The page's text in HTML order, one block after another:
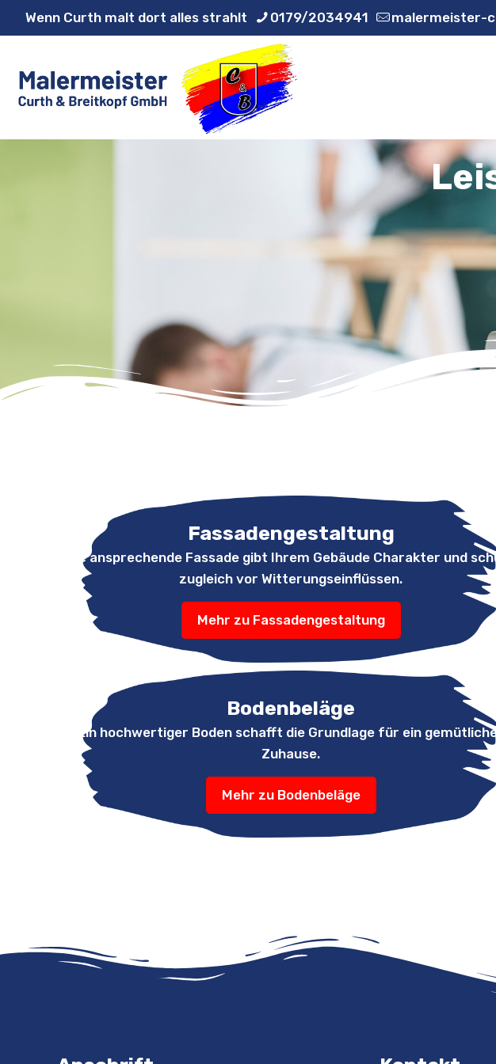
Wenn Curth malt dort alles strahlt 0179/2034941 malermeister-
Fassadengestaltung
Eine ansprechende Fassade gibt Ihrem Gebäude Charakter und
zugleich vor Witterungseinflüssen.
Mehr zu Fassadengestaltung
Bodenbeläge
Ein hochwertiger Boden schafft die Grundlage für ein
Zuhause.
Mehr zu Bodenbeläge